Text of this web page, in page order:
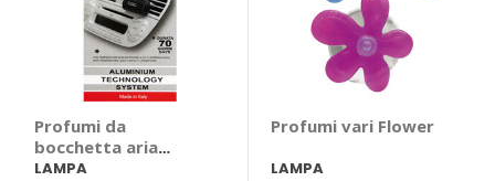
Profumi da
bocchetta aria
Ricarica - Ego
LAMPA
Profumi vari Flower
LAMPA